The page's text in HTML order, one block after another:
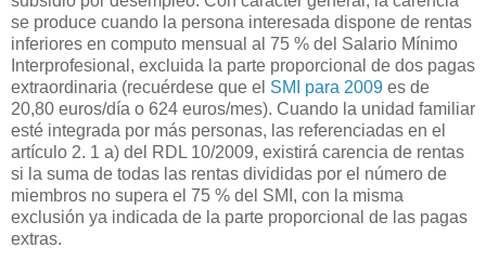
se produce cuando la persona interesada dispone de rentas
inferiores en computo mensual al 75 % del Salario Mínimo
Interprofesional, excluida la parte proporcional de dos pagas
extraordinaria (recuérdese que el SMI para 2009 es de
20,80 euros/día o 624 euros/mes). Cuando la unidad familiar
esté integrada por más personas, las referenciadas en el
artículo 2. 1 a) del RDL 10/2009, existirá carencia de rentas
si la suma de todas las rentas divididas por el número de
miembros no supera el 75 % del SMI, con la misma
exclusión ya indicada de la parte proporcional de las pagas
extras.